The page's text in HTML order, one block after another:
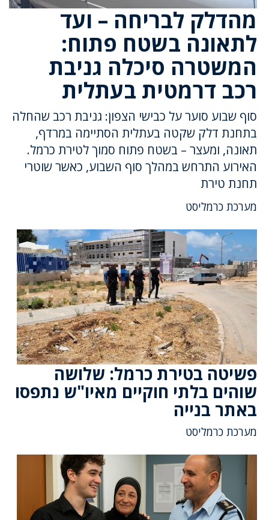
מהדלק לבריחה – ועד
לתאונה בשטח פתוח:
המשטרה סיכלה גניבת
רכב דרמטית בעתלית
סוף שבוע סוער על כבישי הצפון: גניבת רכב שהחלה
בתחנת דלק שקטה בעתלית הסתיימה במרדף,
תאונה, ומעצר – בשטח פתוח סמוך לטירת כרמל.
האירוע התרחש במהלך סוף השבוע, כאשר שוטרי
תחנת טירת
מערכת כרמליסט
פשיטה בטירת כרמל: שלושה
שוהים בלתי חוקיים מאיו"ש נתפסו
באתר בנייה
מערכת כרמליסט